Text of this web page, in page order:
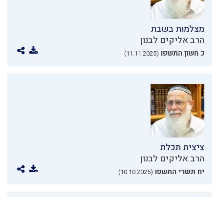
מצלמות בשבת
הרב אליקים לבנון
כ חשון התשפו (11.11.2025)
ציצית תכלת
הרב אליקים לבנון
יח תשרי התשפו (10.10.2025)